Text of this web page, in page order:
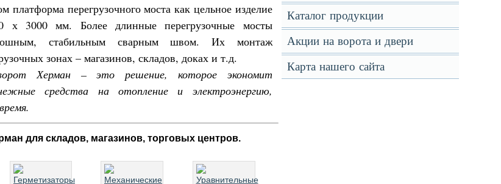
платформа перегрузочного моста как цельное изделие
х 3000 мм. Более длинные перегрузочные мосты
стабильным сварным швом. Их монтаж
зонах – магазинов, складов, доках и т.д.
Херман – это решение, которое экономит
средства на отопление и электроэнергию,
для складов, магазинов, торговых центров.
Каталог продукции
Акции на ворота и двери
Карта нашего сайта